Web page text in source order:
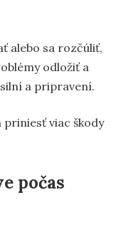
alebo sa rozčúliť,
odložiť a
a pripravení.
priniesť viac škody
počas